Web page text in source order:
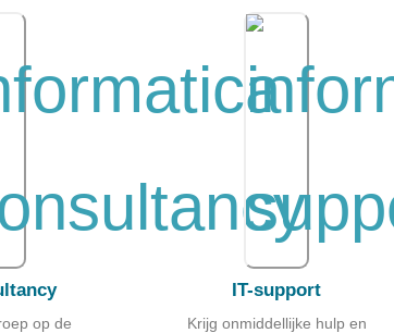
op de
IT-support
Krijg onmiddellijke hulp en